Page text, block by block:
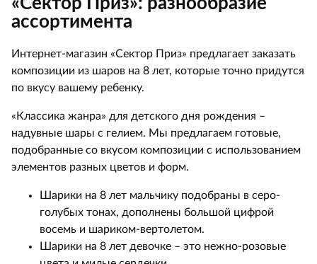
ассортимента
Интернет-магазин «Сектор Приз» предлагает заказать
композиции из шаров на 8 лет, которые точно придутся
по вкусу вашему ребенку.
«Классика жанра» для детского дня рождения –
надувные шары с гелием. Мы предлагаем готовые,
подобранные со вкусом композиции с использованием
элементов разных цветов и форм.
Шарики на 8 лет мальчику подобраны в серо-
голубых тонах, дополнены большой цифрой
восемь и шариком-вертолетом.
Шарики на 8 лет девочке – это нежно-розовые